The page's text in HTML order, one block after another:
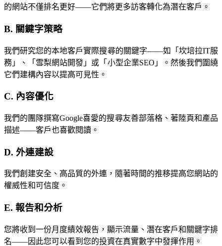
的網站不僅排名更好——它們將更多訪客轉化為潛在客戶。
B. 關鍵字策略
我們研究您的本地客戶實際搜尋的關鍵字——如「坎培拉IT服
務」、「雪梨網站開發」或「小型企業SEO」。然後我們圍繞
它們建構內容以提高可見性。
C. 內容優化
我們的團隊撰寫Google喜愛的搜尋友善部落格、著陸頁和產品
描述——客戶也喜歡閱讀。
D. 外連建設
我們創建安全、高品質的外連，隨著時間的推移提高您網站的
權威性和可信度。
E. 報告和分析
您將收到一份月度績效報告，顯示流量、潛在客戶和關鍵字排
名——因此您可以看到您的投資在真實數字中發揮作用。